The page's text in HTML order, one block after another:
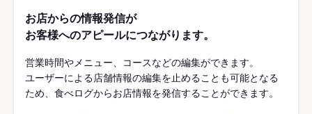
お店からの情報発信が
お客様へのアピールにつながります。
営業時間やメニュー、コースなどの編集ができます。
ユーザーによる店舗情報の編集を止めることも可能となる
ため、食べログからお店情報を発信することができます。